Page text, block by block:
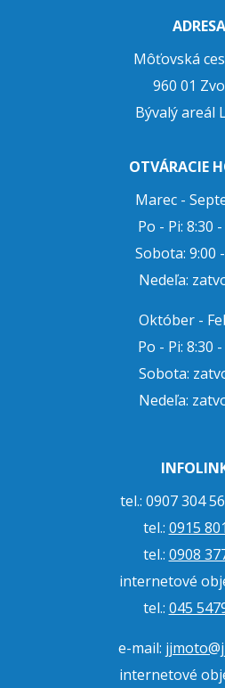
ADRESA
Môťovská
960 01
Bývalý areál
OTVÁRACIE
Marec -
Po - Pi: 8:30
Sobota: 9:00
Nedeľa:
Október -
Po - Pi: 8:30
Sobota:
Nedeľa:
tel.: 0907
tel.: 0915
tel.: 0908
internetové
tel.: 045
e-mail:
internetové